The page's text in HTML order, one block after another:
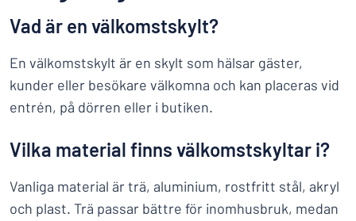
Vad är en välkomstskylt?
En välkomstskylt är en skylt som hälsar gäster,
kunder eller besökare välkomna och kan placeras vid
entrén, på dörren eller i butiken.
Vilka material finns välkomstskyltar i?
Vanliga material är trä, aluminium, rostfritt stål, akryl
och plast. Trä passar bättre för inomhusbruk, medan